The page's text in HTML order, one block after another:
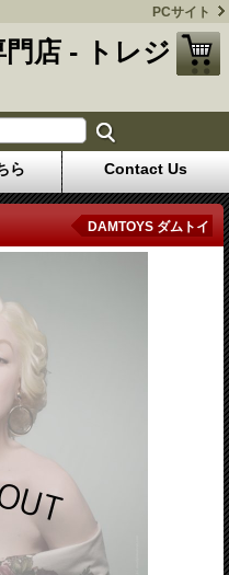
PCサイト
店 - トレジ
ら Contact Us
DAMTOYS ダムトイ